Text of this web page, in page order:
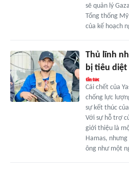
sẽ quản lý
Tổng thống
của kế hoạch
Thủ lĩnh
bị tiêu diệt
Cái chết của
chống lực
sự kết thúc
Với sự hỗ trợ
giới thiệu là
Hamas,
ông như một